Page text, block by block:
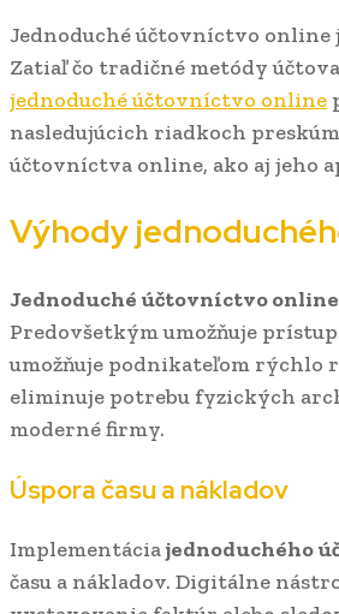
Jednoduché účtovníctvo online
Zatiaľ čo tradičné metódy
jednoduché účtovníctvo online
nasledujúcich riadkoch
účtovníctva online, ako aj jeho
Výhody
Jednoduché účtovníctvo online
Predovšetkým umožňuje
umožňuje podnikateľom rýchlo
eliminuje potrebu fyzických
moderné firmy.
Úspora času a nákladov
Implementáciajednoduchého
času a nákladov. Digitálne